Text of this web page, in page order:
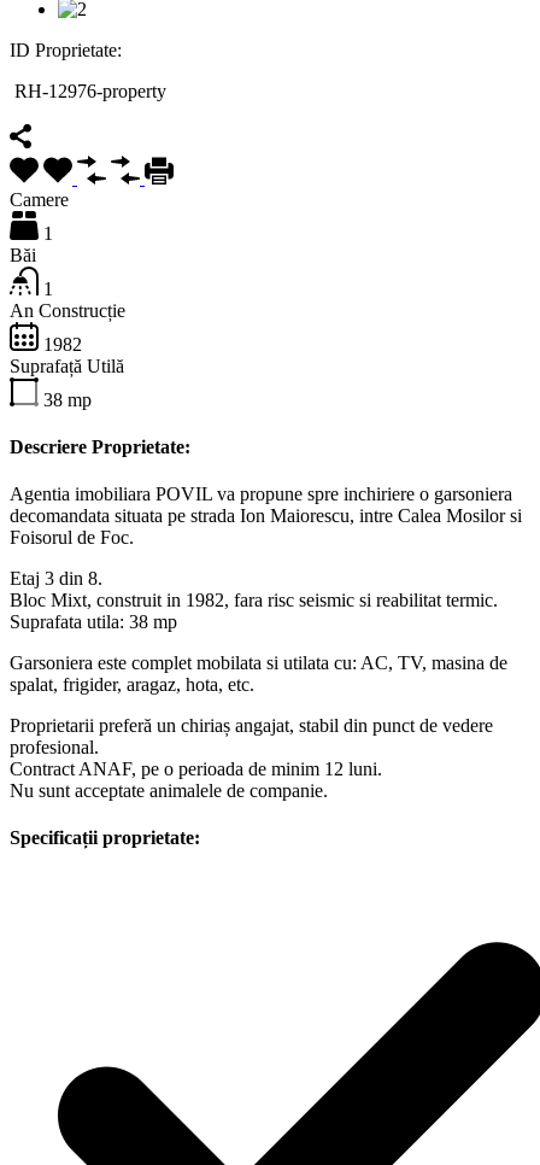
ID Proprietate:
RH-12976-property
Camere
1
Băi
1
An Construcție
1982
Suprafață Utilă
38 mp
Descriere Proprietate:
Agentia imobiliara POVIL va propune spre inchiriere o garsoniera
decomandata situata pe strada Ion Maiorescu, intre Calea Mosilor si
Foisorul de Foc.
Etaj 3 din 8.
Bloc Mixt, construit in 1982, fara risc seismic si reabilitat termic.
Suprafata utila: 38 mp
Garsoniera este complet mobilata si utilata cu: AC, TV, masina de
spalat, frigider, aragaz, hota, etc.
Proprietarii preferă un chiriaș angajat, stabil din punct de vedere
profesional.
Contract ANAF, pe o perioada de minim 12 luni.
Nu sunt acceptate animalele de companie.
Specificații proprietate: